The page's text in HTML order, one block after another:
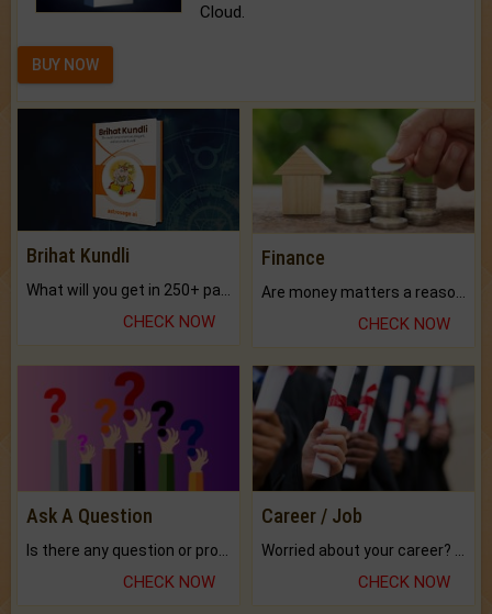
Cloud.
BUY NOW
Brihat Kundli
CHECK NOW
Finance
CHECK NOW
Ask A Question
CHECK NOW
Career / Job
CHECK NOW